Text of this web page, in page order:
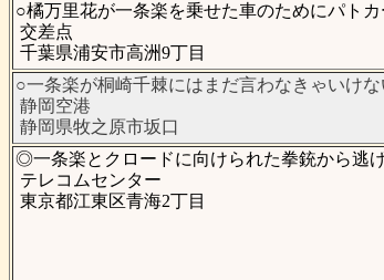
○橘万里花が一条楽を乗せた車のためにパト
交差点
千葉県浦安市高洲9丁目
○一条楽が桐崎千棘にはまだ言わなきゃいけ
静岡空港
静岡県牧之原市坂口
◎一条楽とクロードに向けられた拳銃から逃
テレコムセンター
東京都江東区青海2丁目